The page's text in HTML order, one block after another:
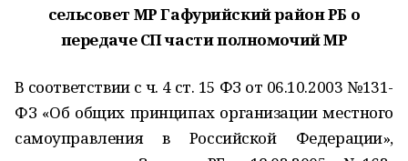
сельсовет МР Гафурийский район РБ о
передаче СП части полномочий МР
В соответствии с ч. 4 ст. 15 ФЗ от 06.10.2003 №131-
ФЗ «Об общих принципах организации местного
самоуправления в Российской Федерации»,